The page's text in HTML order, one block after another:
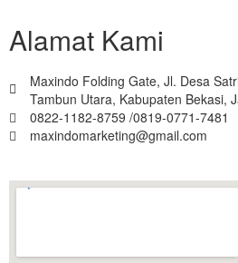
Alamat Kami
Maxindo Folding Gate, Jl. Desa
Tambun Utara, Kabupaten Bekasi,
0822-1182-8759 /0819-0771-7481
maxindomarketing@gmail.com